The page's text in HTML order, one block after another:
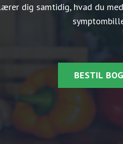
dig samtidig, hvad du
BESTIL